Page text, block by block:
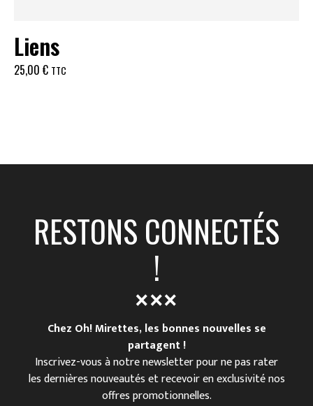
Liens
25,00 € TTC
RESTONS CONNECTÉS
!
Chez Oh! Mirettes, les bonnes nouvelles se
partagent !
Inscrivez-vous à notre newsletter pour ne pas rater
les dernières nouveautés et recevoir en exclusivité nos
offres promotionnelles.